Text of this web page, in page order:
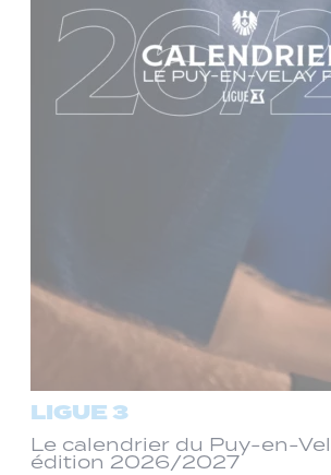
LIGUE 3
Le calendrier du Puy-en-
édition 2026/2027